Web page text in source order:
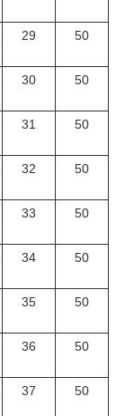
29 50
30 50
31 50
32 50
33 50
34 50
35 50
36 50
37 50